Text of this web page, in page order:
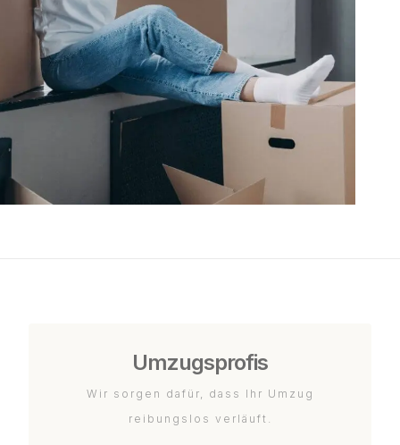
Umzugsprofis
Wir sorgen dafür, dass Ihr Umzug
reibungslos verläuft.